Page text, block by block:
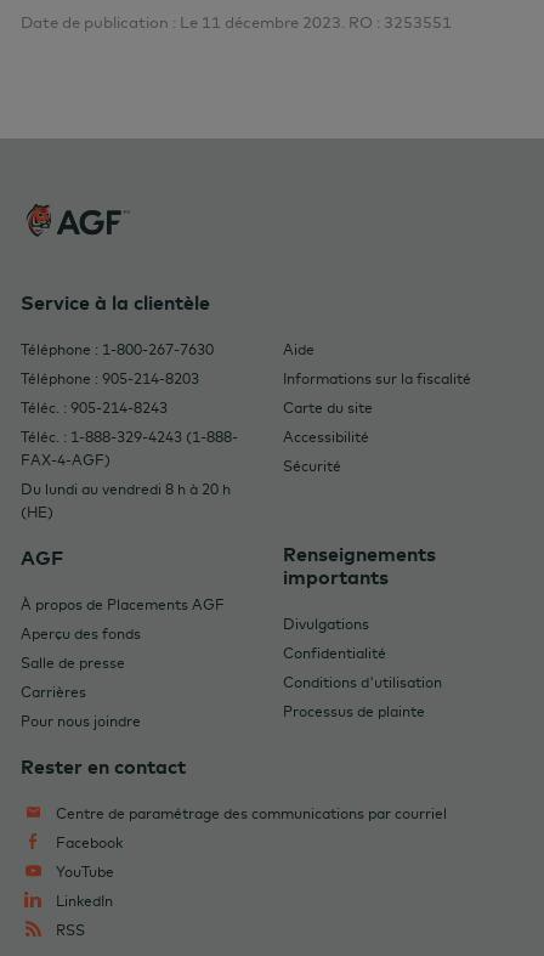
Date de publication : Le 11 décembre 2023. RO : 3253551
Service à la clientèle
Téléphone : 1-800-267-7630
Téléphone : 905-214-8203
Téléc. : 905-214-8243
Téléc. : 1-888-329-4243 (1-888-
FAX-4-AGF)
Du lundi au vendredi 8 h à 20 h
(HE)
Aide
Informations sur la fiscalité
Carte du site
Accessibilité
Sécurité
AGF
À propos de Placements AGF
Aperçu des fonds
Salle de presse
Carrières
Pour nous joindre
Renseignements
importants
Divulgations
Confidentialité
Conditions d'utilisation
Processus de plainte
Rester en contact
Centre de paramétrage des communications par courriel
Facebook
YouTube
LinkedIn
RSS